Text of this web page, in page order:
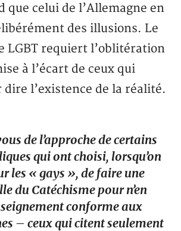
que celui de l’Allemagne en
des illusions. Le
LGBT requiert l’oblitération
à l’écart de ceux qui
l’existence de la réalité.
de l’approche de certains
qui ont choisi, lorsqu’on
les « gays », de faire une
du Catéchisme pour n’en
conforme aux
– ceux qui citent seulement